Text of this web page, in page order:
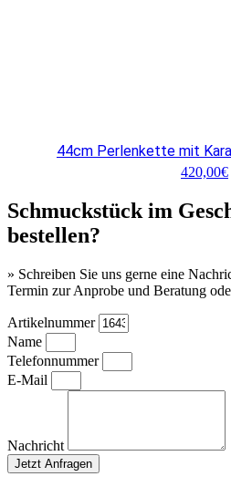
44cm Perlenkette mit
420,00€
Schmuckstück im
bestellen?
» Schreiben Sie uns gerne eine
Termin zur Anprobe und Beratung
Artikelnummer
Name
Telefonnummer
E-Mail
Nachricht
Jetzt Anfragen